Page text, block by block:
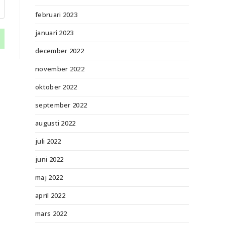
februari 2023
januari 2023
december 2022
november 2022
oktober 2022
september 2022
augusti 2022
juli 2022
juni 2022
maj 2022
april 2022
mars 2022